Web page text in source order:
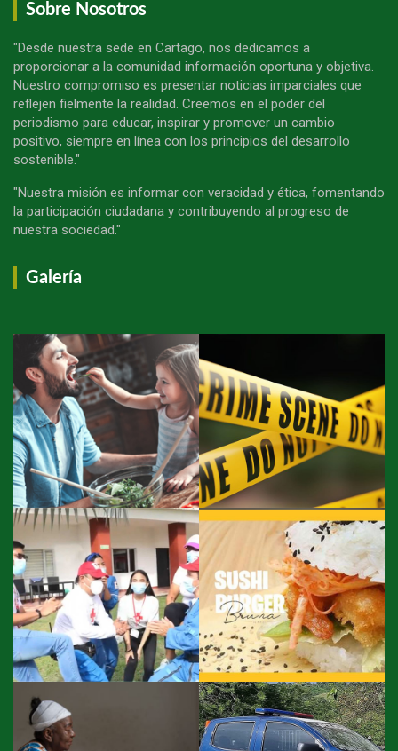
Sobre Nosotros
"Desde nuestra sede en Cartago, nos dedicamos a
proporcionar a la comunidad información oportuna y objetiva.
Nuestro compromiso es presentar noticias imparciales que
reflejen fielmente la realidad. Creemos en el poder del
periodismo para educar, inspirar y promover un cambio
positivo, siempre en línea con los principios del desarrollo
sostenible."
"Nuestra misión es informar con veracidad y ética, fomentando
la participación ciudadana y contribuyendo al progreso de
nuestra sociedad."
Galería